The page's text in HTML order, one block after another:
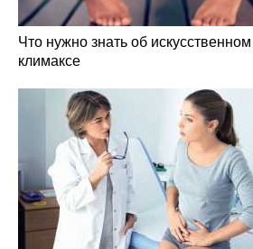
Что нужно знать об искусственном
климаксе